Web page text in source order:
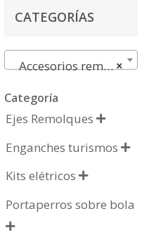
CATEGORÍAS
×
Accesorios remolques
Categoría
Ejes Remolques 
Enganches turismos 
Kits elétricos 
Portaperros sobre bola
